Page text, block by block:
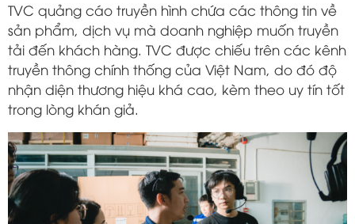
TVC quảng cáo truyền hình chứa các thông tin về
sản phẩm, dịch vụ mà doanh nghiệp muốn truyền
tải đến khách hàng. TVC được chiếu trên các kênh
truyền thông chính thống của Việt Nam, do đó độ
nhận diện thương hiệu khá cao, kèm theo uy tín tốt
trong lòng khán giả.